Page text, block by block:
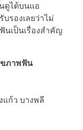
ดูได้บนแอ
บรองเลยว่าไม่
นเป็นเรื่องสำคัญ
ขภาพฟัน
ก้ว บางพลี